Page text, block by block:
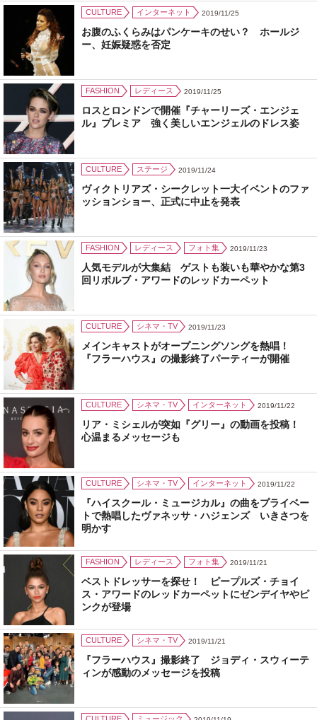
CULTURE インターネット 2019/11/25
お腹のふくらみはパンケーキのせい？ ホールジ
ー、妊娠疑惑を否定
FASHION レディース 2019/11/25
ロスとロンドンで開催『チャーリーズ・エンジェ
ル』プレミア 強く美しいエンジェルのドレス姿
CULTURE ステージ 2019/11/24
ヴィクトリアズ・シークレット一大イベントのファ
ッションショー、正式に中止を発表
FASHION レディース フォト集 2019/11/23
人気モデルが大集結 ゲストも装いも華やかな第3
回リボルブ・アワードのレッドカーペット
CULTURE シネマ・TV 2019/11/23
メインキャストがオープニングソングを熱唱！
『フラーハウス』の撮影終了パーティーが開催
CULTURE シネマ・TV インターネット 2019/11/22
リア・ミシェルが突如『グリー』の動画を投稿！
心温まるメッセージも
CULTURE シネマ・TV インターネット 2019/11/22
『ハイスクール・ミュージカル』の曲をプライベー
トで熱唱したヴァネッサ・ハジェンズ いきさつを
明かす
FASHION レディース フォト集 2019/11/21
ベストドレッサーを探せ！ ピープルズ・チョイ
ス・アワードのレッドカーペットにゼンデイヤやピ
ンクが登場
CULTURE シネマ・TV 2019/11/21
『フラーハウス』撮影終了 ジョディ・スウィーテ
ィンが感動のメッセージを投稿